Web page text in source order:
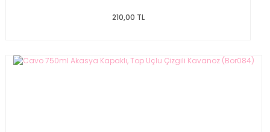
210,00 TL